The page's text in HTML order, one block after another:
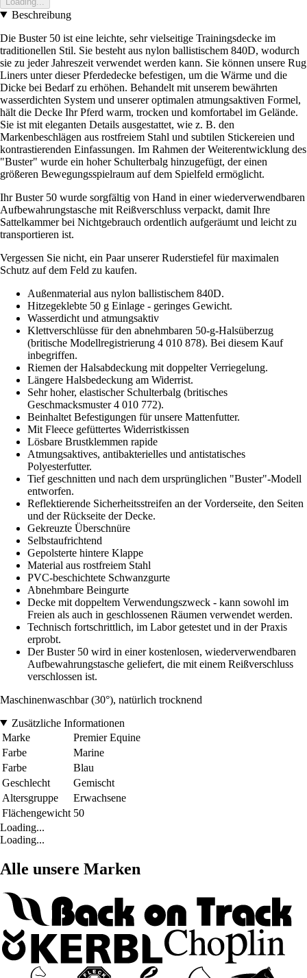
Beschreibung
Die Buster 50 ist eine leichte, sehr vielseitige Trainingsdecke im
traditionellen Stil. Sie besteht aus nylon ballistischem 840D, wodurch
sie zu jeder Jahreszeit verwendet werden kann. Sie können unsere Rug
Liners unter dieser Pferdedecke befestigen, um die Wärme und die
Dicke bei Bedarf zu erhöhen. Behandelt mit unserem bewährten
wasserdichten System und unserer optimalen atmungsaktiven Formel,
hält die Decke Ihr Pferd warm, trocken und komfortabel im Gelände.
Sie ist mit eleganten Details ausgestattet, wie z. B. den
Markenbeschlägen aus rostfreiem Stahl und subtilen Stickereien und
kontrastierenden Einfassungen. Im Rahmen der Weiterentwicklung des
"Buster" wurde ein hoher Schulterbalg hinzugefügt, der einen
größeren Bewegungsspielraum auf dem Spielfeld ermöglicht.
Ihr Buster 50 wurde sorgfältig von Hand in einer wiederverwendbaren
Aufbewahrungstasche mit Reißverschluss verpackt, damit Ihre
Sattelkammer bei Nichtgebrauch ordentlich aufgeräumt und leicht zu
transportieren ist.
Vergessen Sie nicht, ein Paar unserer Ruderstiefel für maximalen
Schutz auf dem Feld zu kaufen.
Außenmaterial aus nylon ballistischem 840D.
Hitzegeklebte 50 g Einlage - geringes Gewicht.
Wasserdicht und atmungsaktiv
Klettverschlüsse für den abnehmbaren 50-g-Halsüberzug
(britische Modellregistrierung 4 010 878). Bei diesem Kauf
inbegriffen.
Riemen der Halsabdeckung mit doppelter Verriegelung.
Längere Halsbedeckung am Widerrist.
Sehr hoher, elastischer Schulterbalg (britisches
Geschmacksmuster 4 010 772).
Beinhaltet Befestigungen für unsere Mattenfutter.
Mit Fleece gefüttertes Widerristkissen
Lösbare Brustklemmen rapide
Atmungsaktives, antibakterielles und antistatisches
Polyesterfutter.
Tief geschnitten und nach dem ursprünglichen "Buster"-Modell
entworfen.
Reflektierende Sicherheitsstreifen an der Vorderseite, den Seiten
und der Rückseite der Decke.
Gekreuzte Überschnüre
Selbstaufrichtend
Gepolsterte hintere Klappe
Material aus rostfreiem Stahl
PVC-beschichtete Schwanzgurte
Abnehmbare Beingurte
Decke mit doppeltem Verwendungszweck - kann sowohl im
Freien als auch in geschlossenen Räumen verwendet werden.
Technisch fortschrittlich, im Labor getestet und in der Praxis
erprobt.
Der Buster 50 wird in einer kostenlosen, wiederverwendbaren
Aufbewahrungstasche geliefert, die mit einem Reißverschluss
verschlossen ist.
Maschinenwaschbar (30°), natürlich trocknend
Zusätzliche Informationen
Marke
Premier Equine
Farbe
Marine
Farbe
Blau
Geschlecht
Gemischt
Altersgruppe
Erwachsene
Flächengewicht 50
Loading...
Loading...
Alle unsere Marken